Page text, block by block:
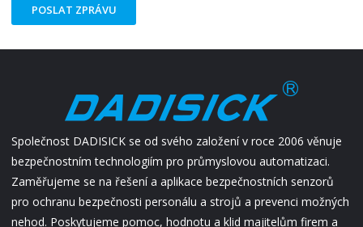
POSLAT ZPRÁVU
Společnost DADISICK se od svého založení v roce 2006 věnuje
bezpečnostním technologiím pro průmyslovou automatizaci.
Zaměřujeme se na řešení a aplikace bezpečnostních senzorů
pro ochranu bezpečnosti personálu a strojů a prevenci možných
nehod. Poskytujeme pomoc, hodnotu a klid majitelům firem a